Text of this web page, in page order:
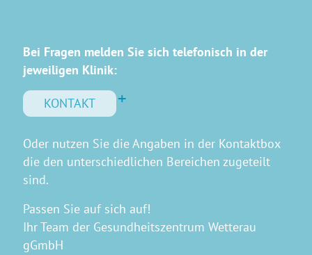
Bei Fragen melden Sie sich telefonisch in der
jeweiligen Klinik:
KONTAKT
Oder nutzen Sie die Angaben in der Kontaktbox
die den unterschiedlichen Bereichen zugeteilt
sind.
Passen Sie auf sich auf!
Ihr Team der Gesundheitszentrum Wetterau
gGmbH